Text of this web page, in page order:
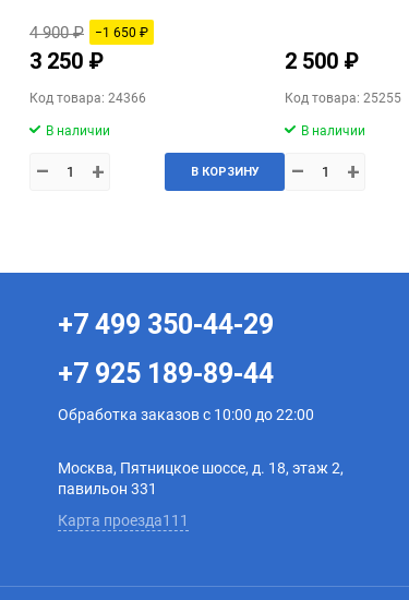
4 900 ₽ −1 650 ₽
3 250 ₽
Код товара: 24366
В наличии
– + В КОРЗИНУ
2 500 ₽
Код товара: 25255
В наличии
– +
+7 499 350-44-29
+7 925 189-89-44
Обработка заказов с 10:00 до 22:00
Москва, Пятницкое шоссе, д. 18, этаж 2,
павильон 331
Карта проезда111